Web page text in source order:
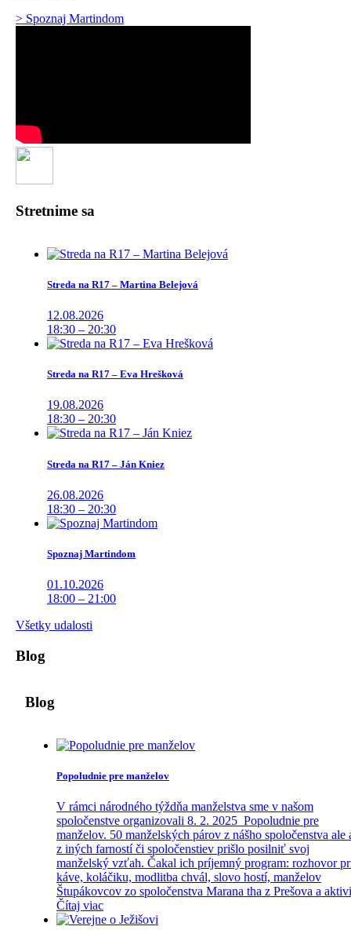
> Spoznaj Martindom
Stretnime sa
Streda na R17 – Martina Belejová
12.08.2026
18:30 – 20:30
Streda na R17 – Eva Hrešková
19.08.2026
18:30 – 20:30
Streda na R17 – Ján Kniez
26.08.2026
18:30 – 20:30
Spoznaj Martindom
01.10.2026
18:00 – 21:00
Všetky udalosti
Blog
Blog
Popoludnie pre manželov
V rámci národného týždňa manželstva sme v našom
spoločenstve organizovali 8. 2. 2025 Popoludnie pre
manželov. 50 manželských párov z nášho spoločenstva ale
z iných farností či spoločenstiev prišlo posilniť svoj
manželský vzťah. Čakal ich príjemný program: rozhovor
káve, koláčiku, modlitba chvál, slovo hostí, manželov
Štupákovcov zo spoločenstva Marana tha z Prešova a
Čítaj viac